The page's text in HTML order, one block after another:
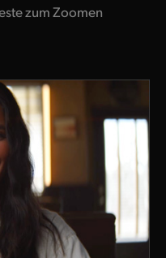
zum Zoomen